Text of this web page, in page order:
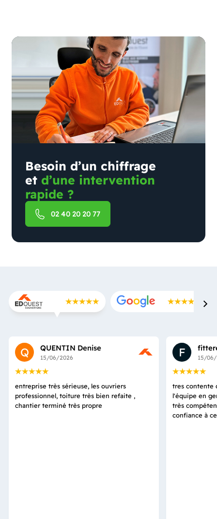
Besoin d’un chiffrage
et d’une intervention
rapide ?
02 40 20 20 77
Q QUENTIN Denise
15/06/2026
entreprise très sérieuse, les ouvriers
professionnel, toiture très bien refaite ,
chantier terminé très propre
F 15/
tres contente
l'équipe en
très
confiance à